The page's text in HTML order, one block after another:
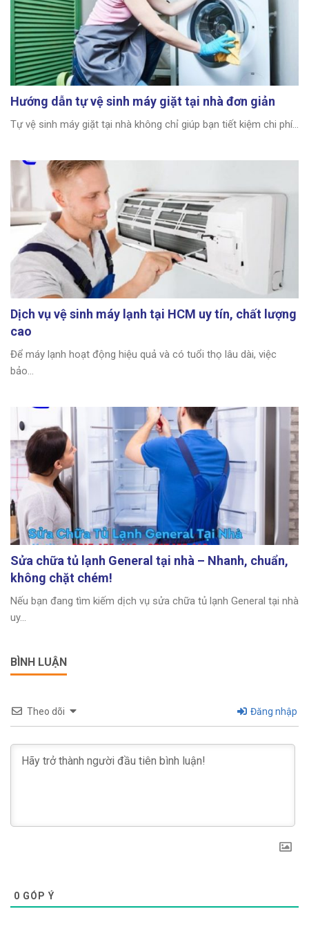
Hướng dẫn tự vệ sinh máy giặt tại nhà đơn giản
Tự vệ sinh máy giặt tại nhà không chỉ giúp bạn tiết kiệm chi phí...
Dịch vụ vệ sinh máy lạnh tại HCM uy tín, chất lượng
cao
Để máy lạnh hoạt động hiệu quả và có tuổi thọ lâu dài, việc
bảo...
Sửa chữa tủ lạnh General tại nhà – Nhanh, chuẩn,
không chặt chém!
Nếu bạn đang tìm kiếm dịch vụ sửa chữa tủ lạnh General tại nhà
uy...
BÌNH LUẬN
Theo dõi Đăng nhập
0 GÓP Ý